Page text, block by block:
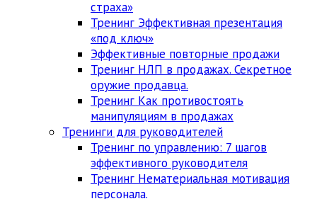
страха»
Тренинг Эффективная презентация
«под ключ»
Эффективные повторные продажи
Тренинг НЛП в продажах. Секретное
оружие продавца.
Тренинг Как противостоять
манипуляциям в продажах
Тренинги для руководителей
Тренинг по управлению: 7 шагов
эффективного руководителя
Тренинг Нематериальная мотивация
персонала.